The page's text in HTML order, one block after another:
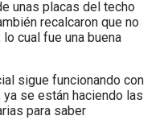
unas placas del techo
recalcaron que no
cual fue una buena
sigue funcionando con
se están haciendo las
para saber